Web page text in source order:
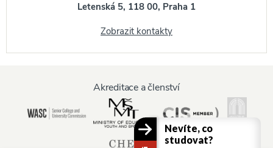
Letenská 5, 118 00, Praha 1
Zobrazit kontakty
Akreditace a členství
Nevíte, co
studovat?